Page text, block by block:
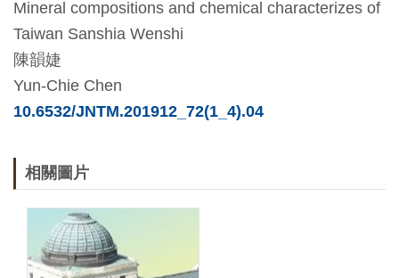
告
資
料
開
宣
告
作
Mineral compositions and chemical characterizes of
Taiwan Sanshia Wenshi
陳韻婕
Yun-Chie Chen
10.6532/JNTM.201912_72(1_4).04
相關圖片